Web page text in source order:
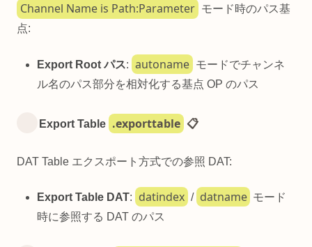
Channel Name is Path:Parameter
モード時のパス基
点:
Export Root パス: autoname モードでチャンネ
ル名のパス部分を相対化する基点 OP のパス
Export Table .exporttable 📋
DAT Table エクスポート方式での参照 DAT:
Export Table DAT: datindex / datname モード
時に参照する DAT のパス